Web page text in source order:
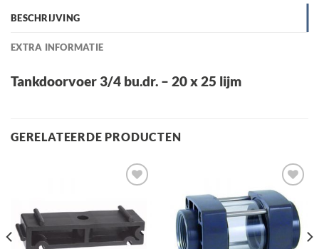
BESCHRIJVING
EXTRA INFORMATIE
Tankdoorvoer 3/4 bu.dr. – 20 x 25 lijm
GERELATEERDE PRODUCTEN
aan
verlanglijst
Toevoegen
aan
verlanglijst